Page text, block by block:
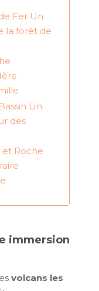
Fer Un
la forêt de
Un
des
et Roche
immersion
volcans les